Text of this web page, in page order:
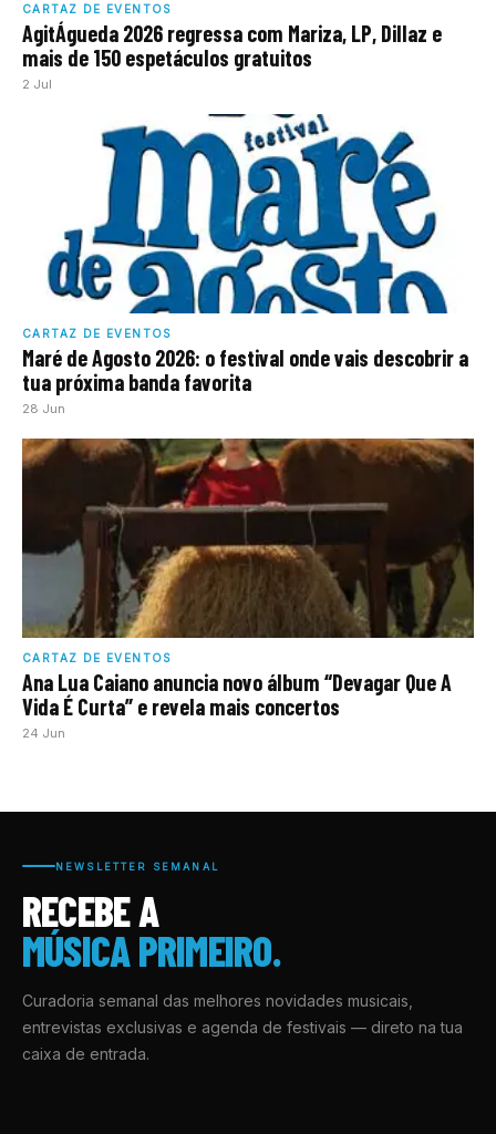
CARTAZ DE EVENTOS
AgitÁgueda 2026 regressa com Mariza, LP, Dillaz e
mais de 150 espetáculos gratuitos
2 Jul
CARTAZ DE EVENTOS
Maré de Agosto 2026: o festival onde vais descobrir a
tua próxima banda favorita
28 Jun
CARTAZ DE EVENTOS
Ana Lua Caiano anuncia novo álbum “Devagar Que A
Vida É Curta” e revela mais concertos
24 Jun
NEWSLETTER SEMANAL
RECEBE A
MÚSICA PRIMEIRO.
Curadoria semanal das melhores novidades musicais,
entrevistas exclusivas e agenda de festivais — direto na tua
caixa de entrada.